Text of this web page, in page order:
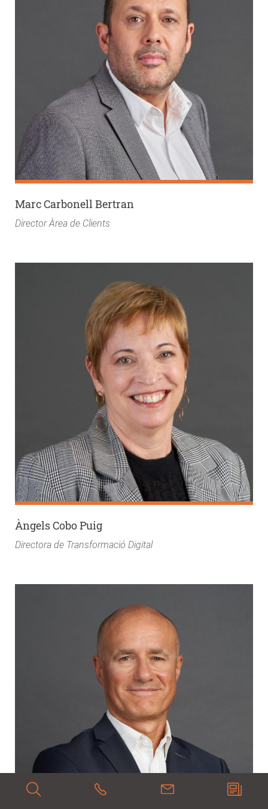
Marc Carbonell Bertran
Director Àrea de Clients
Àngels Cobo Puig
Directora de Transformació Digital